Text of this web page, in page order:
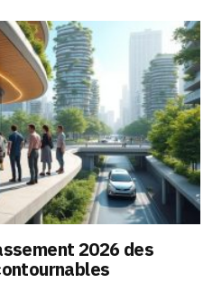
2026 des